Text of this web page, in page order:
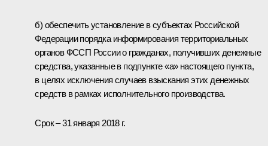
б) обеспечить установление в субъектах Российской
Федерации порядка информирования территориальных
органов ФССП России о гражданах, получивших денежные
средства, указанные в подпункте «а» настоящего пункта,
в целях исключения случаев взыскания этих денежных
средств в рамках исполнительного производства.
Срок – 31 января 2018 г.